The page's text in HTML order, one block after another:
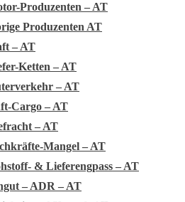
Produzenten – AT
Produzenten AT
– AT
Ketten – AT
– AT
Cargo – AT
– AT
Mangel – AT
& Lieferengpass – AT
– ADR – AT